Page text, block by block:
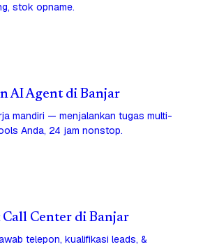
stok opname.
AI Agent di Banjar
mandiri — menjalankan tugas multi-
Anda, 24 jam nonstop.
Call Center di Banjar
telepon, kualifikasi leads, &